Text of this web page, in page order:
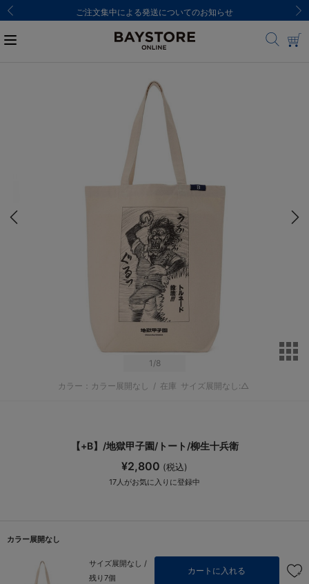
ご注文集中による発送についてのお知らせ
1 /8
カラー：カラー展開なし / 在庫 サイズ展開なし:△
【+B】/地獄甲子園/トート/柳生十兵衛
¥2,800 (税込)
17人がお気に入りに登録中
カラー展開なし
サイズ展開なし /
残り7個
カートに入れる